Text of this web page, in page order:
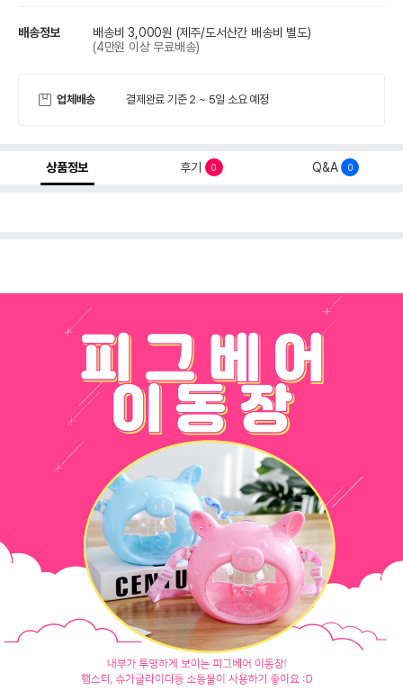
배송정보 배송비 3,000원 (제주/도서산간 배송비 별도)
(4만원 이상 무료배송)
업체배송 결제완료 기준 2 ~ 5일 소요 예정
상품정보 후기 0 Q&A 0